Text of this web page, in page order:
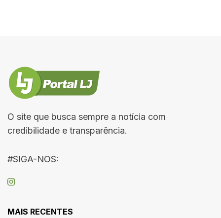
O site que busca sempre a notícia com
credibilidade e transparência.
#SIGA-NOS:
MAIS RECENTES